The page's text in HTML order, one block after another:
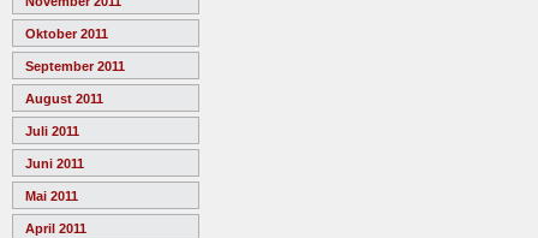
Oktober 2011
September 2011
August 2011
Juli 2011
Juni 2011
Mai 2011
April 2011